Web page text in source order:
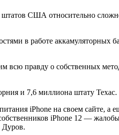
США относительно
в работе аккамуляторных
всю правду о собственных
и 7,6 миллиона штату Техас.
iPhone на своем сайте, а
iPhone 12 —
Дуров.